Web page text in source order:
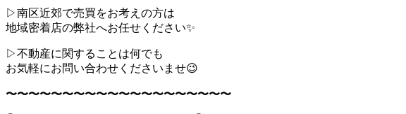
▷南区近郊で売買をお考えの方は
地域密着店の弊社へお任せください✨
▷不動産に関することは何でも
お気軽にお問い合わせくださいませ😉
〜〜〜〜〜〜〜〜〜〜〜〜〜〜〜〜〜〜〜〜